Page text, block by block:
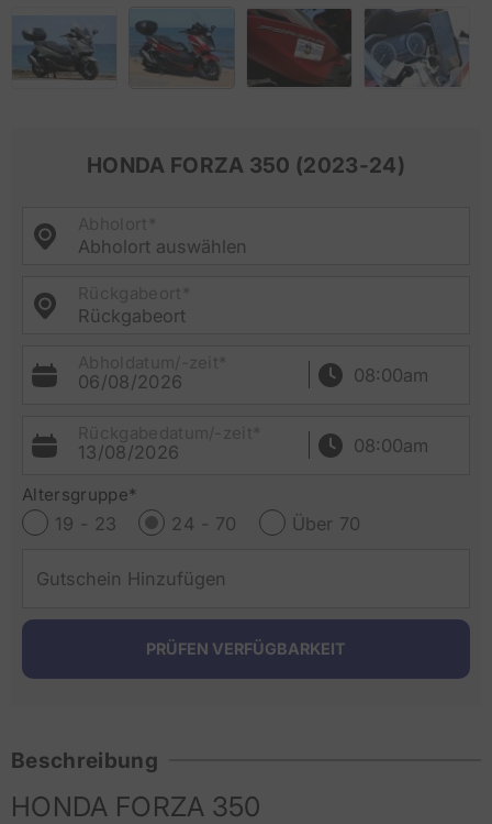
HONDA FORZA 350 (2023-24)
Abholort auswählen
Rückgabeort
06/08/2026
13/08/2026
Altersgruppe*
19 - 23 24 - 70 Über 70
Beschreibung
HONDA FORZA 350